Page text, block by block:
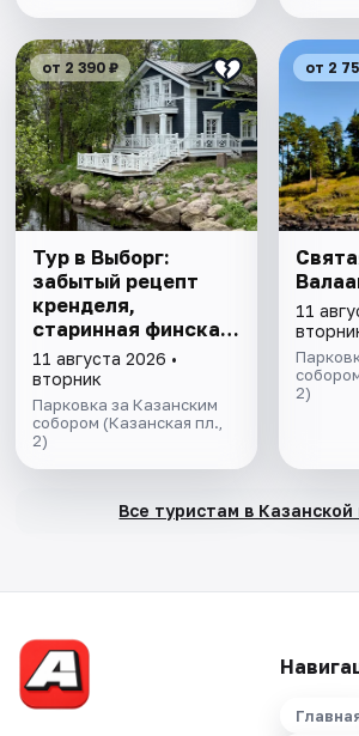
от 2 390 ₽
Тур в Выборг:
забытый рецепт
кренделя,
старинная финская
усадьба и вкус
настоящего живого
пива
11 августа 2026 •
вторник
Парковка за Казанским
собором (Казанская пл.,
2)
от 2
11
2)
Все туристам в Казанской